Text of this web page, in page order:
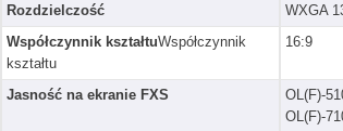
Rozdzielczość
WXGA
Współczynnik kształtuWspółczynnik
kształtu
16:9
Jasność na ekranie FXS
OL(F)-
OL(F)-